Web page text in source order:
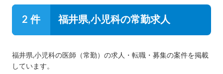
2 件 福井県,小児科の常勤求人
福井県,小児科の医師（常勤）の求人・転職・募集の案件を掲載
しています。